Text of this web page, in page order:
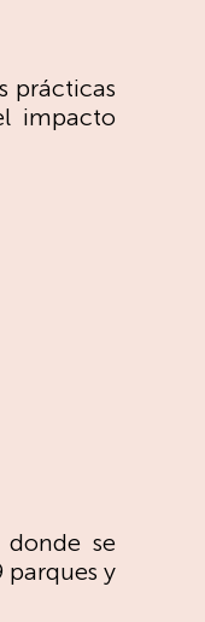
prácticas
impacto
donde se
parques y